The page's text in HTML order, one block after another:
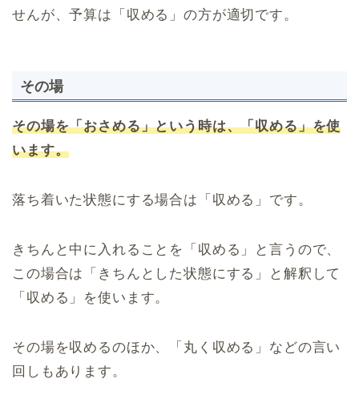
せんが、予算は「収める」の方が適切です。
その場
その場を「おさめる」という時は、「収める」を使
います。
落ち着いた状態にする場合は「収める」です。
きちんと中に入れることを「収める」と言うので、
この場合は「きちんとした状態にする」と解釈して
「収める」を使います。
その場を収めるのほか、「丸く収める」などの言い
回しもあります。